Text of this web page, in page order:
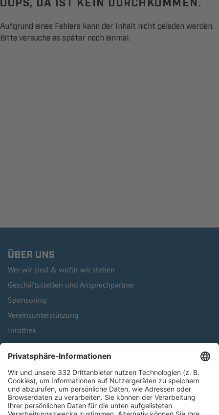
Aufgrund eines Fehlers kann der Inhalt nicht geladen werden.
Bitte versuche es später noch einmal.
ÜBER UNS
Wer wir sind & wofür wir stehen
Geschäftsstellen und Ansprechpartner
Sponsoring
Vereinsunterstützung
Infothek
Kontakt
HÄUFIG BESUCHTE SEITEN
Pässe und Vereinswechsel
Trainerausbildung